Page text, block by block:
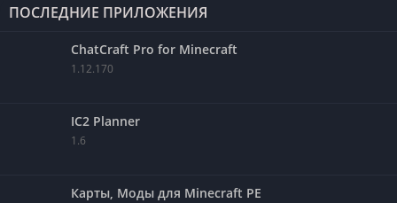
ПОСЛЕДНИЕ ПРИЛОЖЕНИЯ
ChatCraft Pro for Minecraft
1.12.170
IC2 Planner
1.6
Карты, Моды для Minecraft PE